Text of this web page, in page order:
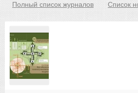
Полный список журналов Список